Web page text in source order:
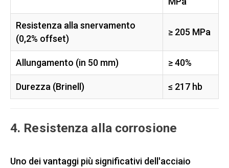
Resistenza alla snervamento
(0,2% offset)
≥ 205 MPa
Allungamento (in 50 mm) ≥ 40%
Durezza (Brinell) ≤ 217 hb
4. Resistenza alla corrosione
Uno dei vantaggi più significativi dell'acciaio